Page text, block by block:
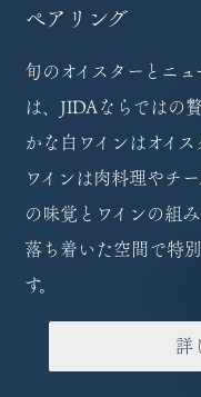
ペアリング
旬のオイスターとニ
は、JIDAならではの
かな白ワインはオイ
ワインは肉料理やチ
の味覚とワインの組
落ち着いた空間で特
す。
詳